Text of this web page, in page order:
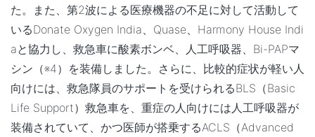
た。また、第2波による医療機器の不足に対して活動して
いるDonate Oxygen India、Quase、Harmony House Indi
aと協力し、救急車に酸素ボンベ、人工呼吸器、Bi-PAPマ
シン（※4）を装備しました。さらに、比較的症状が軽い人
向けには、救急隊員のサポートを受けられるBLS（Basic
Life Support）救急車を、重症の人向けには人工呼吸器が
装備されていて、かつ医師が搭乗するACLS（Advanced